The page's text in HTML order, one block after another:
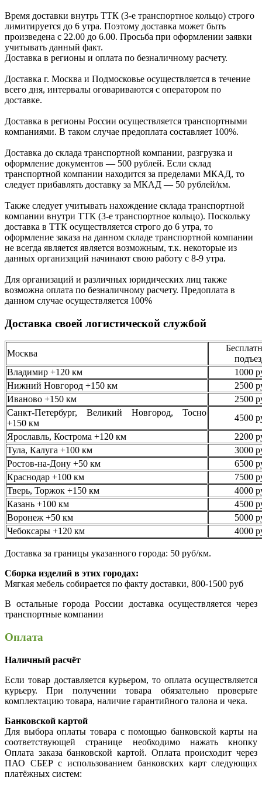
Время доставки внутрь ТТК (3-е транспортное кольцо) строго
лимитируется до 6 утра. Поэтому доставка может быть
произведена с 22.00 до 6.00. Просьба при оформлении заявки
учитывать данный факт.
Доставка в регионы и оплата по безналичному расчету.
Доставка г. Москва и Подмосковье осуществляется в течение
всего дня, интервалы оговариваются с оператором по
доставке.
Доcтавка в регионы России осуществляется транспортными
компаниями. В таком случае предоплата составляет 100%.
Доставка до склада транспортной компании, разгрузка и
оформление документов — 500 рублей. Если склад
транспортной компании находится за пределами МКАД, то
следует прибавлять доставку за МКАД — 50 рублей/км.
Также следует учитывать нахождение склада транспортной
компании внутри ТТК (3-е транспортное кольцо). Поскольку
доставка в ТТК осуществляется строго до 6 утра, то
оформление заказа на данном складе транспортной компании
не всегда является является возможным, т.к. некоторые из
данных организаций начинают свою работу с 8-9 утра.
Для организаций и различных юридических лиц также
возможна оплата по безналичному расчету. Предоплата в
данном случае осуществляется 100%
Доставка своей логистической службой
Москва
Владимир +120 км
1000
Нижний Новгород +150 км
2500
Иваново +150 км
2500
Санкт-Петербург, Великий Новгород, Тосно
+150 км
4500
Ярославль, Кострома +120 км
2200
Тула, Калуга +100 км
3000
Ростов-на-Дону +50 км
6500
Краснодар +100 км
7500
Тверь, Торжок +150 км
4000
Казань +100 км
4500
Воронеж +50 км
5000
Чебоксары +120 км
4000
Доставка за границы указанного города: 50 руб/км.
Сборка изделий в этих городах:
Мягкая мебель собирается по факту доставки, 800-1500 руб
В остальные города России доставка осуществляется через
транспортные компании
Оплата
Наличный расчёт
Если товар доставляется курьером, то оплата осуществляется
курьеру. При получении товара обязательно проверьте
комплектацию товара, наличие гарантийного талона и чека.
Банковской картой
Для выбора оплаты товара с помощью банковской карты на
соответствующей странице необходимо нажать кнопку
Оплата заказа банковской картой. Оплата происходит через
ПАО СБЕР с использованием банковских карт следующих
платёжных систем: